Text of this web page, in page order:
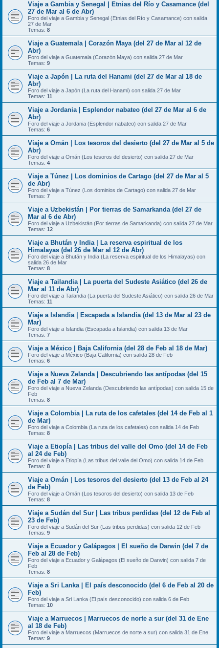
Viaje a Gambia y Senegal | Etnias del Río y Casamance (del
27 de Mar al 6 de Abr)
Foro del viaje a Gambia y Senegal (Etnias del Río y Casamance) con salida
27 de Mar
Temas: 8
Viaje a Guatemala | Corazón Maya (del 27 de Mar al 12 de
Abr)
Foro del viaje a Guatemala (Corazón Maya) con salida 27 de Mar
Temas: 9
Viaje a Japón | La ruta del Hanami (del 27 de Mar al 18 de
Abr)
Foro del viaje a Japón (La ruta del Hanami) con salida 27 de Mar
Temas: 11
Viaje a Jordania | Esplendor nabateo (del 27 de Mar al 6 de
Abr)
Foro del viaje a Jordania (Esplendor nabateo) con salida 27 de Mar
Temas: 6
Viaje a Omán | Los tesoros del desierto (del 27 de Mar al 5 de
Abr)
Foro del viaje a Omán (Los tesoros del desierto) con salida 27 de Mar
Temas: 4
Viaje a Túnez | Los dominios de Cartago (del 27 de Mar al 5
de Abr)
Foro del viaje a Túnez (Los dominios de Cartago) con salida 27 de Mar
Temas: 7
Viaje a Uzbekistán | Por tierras de Samarkanda (del 27 de
Mar al 6 de Abr)
Foro del viaje a Uzbekistán (Por tierras de Samarkanda) con salida 27 de Mar
Temas: 12
Viaje a Bhután y India | La reserva espiritual de los
Himalayas (del 26 de Mar al 12 de Abr)
Foro del viaje a Bhután y India (La reserva espiritual de los Himalayas) con
salida 26 de Mar
Temas: 8
Viaje a Tailandia | La puerta del Sudeste Asiático (del 26 de
Mar al 11 de Abr)
Foro del viaje a Tailandia (La puerta del Sudeste Asiático) con salida 26 de Mar
Temas: 11
Viaje a Islandia | Escapada a Islandia (del 13 de Mar al 23 de
Mar)
Foro del viaje a Islandia (Escapada a Islandia) con salida 13 de Mar
Temas: 7
Viaje a México | Baja California (del 28 de Feb al 18 de Mar)
Foro del viaje a México (Baja California) con salida 28 de Feb
Temas: 6
Viaje a Nueva Zelanda | Descubriendo las antípodas (del 15
de Feb al 7 de Mar)
Foro del viaje a Nueva Zelanda (Descubriendo las antípodas) con salida 15 de
Feb
Temas: 8
Viaje a Colombia | La ruta de los cafetales (del 14 de Feb al 1
de Mar)
Foro del viaje a Colombia (La ruta de los cafetales) con salida 14 de Feb
Temas: 8
Viaje a Etiopía | Las tribus del valle del Omo (del 14 de Feb
al 24 de Feb)
Foro del viaje a Etiopía (Las tribus del valle del Omo) con salida 14 de Feb
Temas: 8
Viaje a Omán | Los tesoros del desierto (del 13 de Feb al 24
de Feb)
Foro del viaje a Omán (Los tesoros del desierto) con salida 13 de Feb
Temas: 8
Viaje a Sudán del Sur | Las tribus perdidas (del 12 de Feb al
23 de Feb)
Foro del viaje a Sudán del Sur (Las tribus perdidas) con salida 12 de Feb
Temas: 9
Viaje a Ecuador y Galápagos | El sueño de Darwin (del 7 de
Feb al 28 de Feb)
Foro del viaje a Ecuador y Galápagos (El sueño de Darwin) con salida 7 de
Feb
Temas: 8
Viaje a Sri Lanka | El país desconocido (del 6 de Feb al 20 de
Feb)
Foro del viaje a Sri Lanka (El país desconocido) con salida 6 de Feb
Temas: 10
Viaje a Marruecos | Marruecos de norte a sur (del 31 de Ene
al 18 de Feb)
Foro del viaje a Marruecos (Marruecos de norte a sur) con salida 31 de Ene
Temas: 9